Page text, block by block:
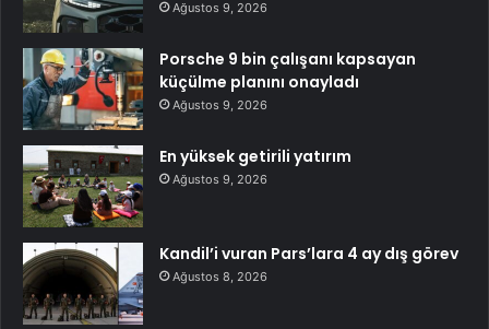
Ağustos 9, 2026
Porsche 9 bin çalışanı kapsayan
küçülme planını onayladı
Ağustos 9, 2026
En yüksek getirili yatırım
Ağustos 9, 2026
Kandil’i vuran Pars’lara 4 ay dış görev
Ağustos 8, 2026